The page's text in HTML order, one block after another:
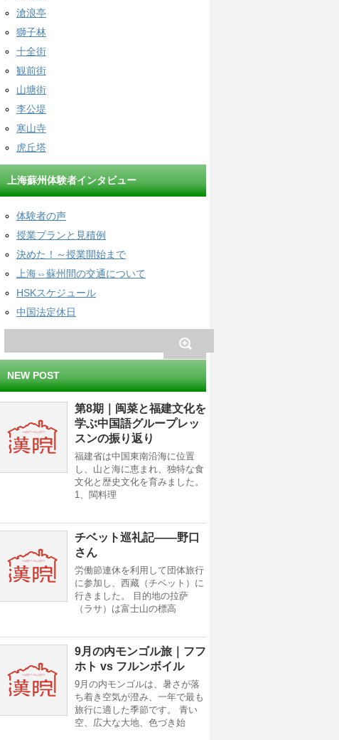
滄浪亭
獅子林
十全街
観前街
山塘街
李公堤
寒山寺
虎丘塔
上海蘇州体験者インタビュー
体験者の声
授業プランと見積例
決めた！～授業開始まで
上海⇔蘇州間の交通について
HSKスケジュール
中国法定休日
NEW POST
第8期｜闽菜と福建文化を
学ぶ中国語グループレッ
スンの振り返り
福建省は中国東南沿海に位置
し、山と海に恵まれ、独特な食
文化と歴史文化を育みました。
1、閩料理
チベット巡礼記——野口
さん
労働節連休を利用して団体旅行
に参加し、西藏（チベット）に
行きました。 目的地の拉萨
（ラサ）は富士山の標高
9月の内モンゴル旅｜フフ
ホト vs フルンボイル
9月の内モンゴルは、暑さが落
ち着き空気が澄み、一年で最も
旅行に適した季節です。 青い
空、広大な大地、色づき始